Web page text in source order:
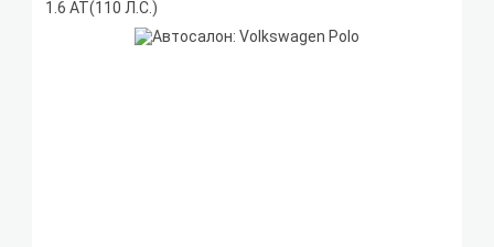
1.6 AT(110 Л.С.)